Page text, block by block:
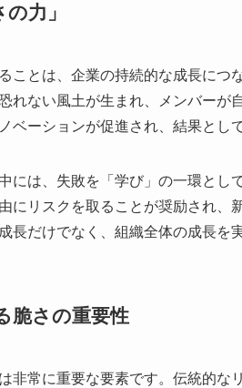
力」
ことは、企業の持続的な成長につ
れない風土が生まれ、メンバーが
ベーションが促進され、結果とし
には、失敗を「学び」の一環とし
にリスクを取ることが奨励され、
長だけでなく、組織全体の成長を
脆さの重要性
非常に重要な要素です。伝統的な